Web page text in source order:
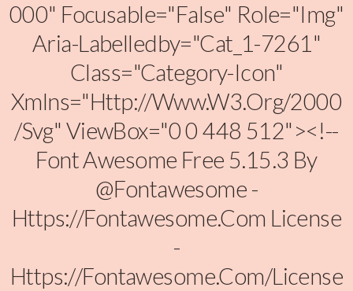
000" Focusable="false" Role="img"
Aria-Labelledby="cat_1-7261"
Class="category-Icon"
Xmlns="http://www.w3.org/2000
/svg" ViewBox="0 0 448 512"><!--
Font Awesome Free 5.15.3 By
@fontawesome -
Https://fontawesome.com License
-
Https://fontawesome.com/license